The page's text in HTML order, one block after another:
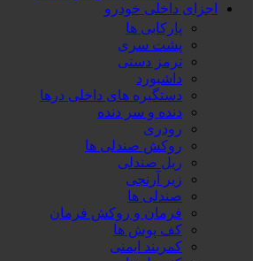
اجزای داخلی خودرو
پارکابی ها
پشت سری
ترمز دستی
داشبورد
دستگیره های داخلی درها
دنده و سر دنده
رودری
روکش صندلی ها
ریل صندلی
زیر آرنجی
صندلی ها
فرمان و روکش فرمان
کف پوش ها
کمربند ایمنی